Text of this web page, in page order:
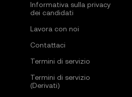
Informativa sulla privacy
dei candidati
Lavora con noi
Contattaci
Termini di servizio
Termini di servizio
(Derivati)